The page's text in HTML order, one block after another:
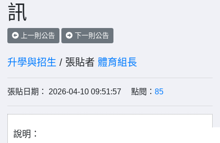
訊
上一則公告 下一則公告
升學與招生 / 張貼者 體育組長
張貼日期： 2026-04-10 09:51:57 點閱： 85
說明：